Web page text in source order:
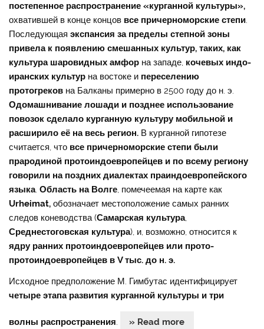
постепенное распространение «курганной культуры»,
охватившей в конце концов все причерноморские степи.
Последующаяэкспансия за пределы степной зоны
привела к появлению смешанных культур, таких, как
культура шаровидных амфор на западе, кочевых индо-
иранcких культур на востоке и переселению
протогреков на Балканы примерно в 2500 году до н. э.
Одомашнивание лошади и позднее использование
повозок сделало курганную культуру мобильной и
расширило её на весь регион. В курганной гипотезе
считается, что все причерноморские степи были
прародиной протоиндоевропейцев и по всему региону
говорили на поздних диалектах праиндоевропейского
языка.Область на Волге, помечеемая на карте как
Urheimat, обозначает местоположение самых ранних
следов коневодства (Самарская культура,
Среднестоговская культура), и, возможно, относится к
ядру ранних протоиндоевропейцев или прото-
протоиндоевропейцев в V тыс. до н. э.
Исходное предположение М. Гимбутас идентифицирует
четыре этапа развития курганной культуры и три
волны распространения. » Read more